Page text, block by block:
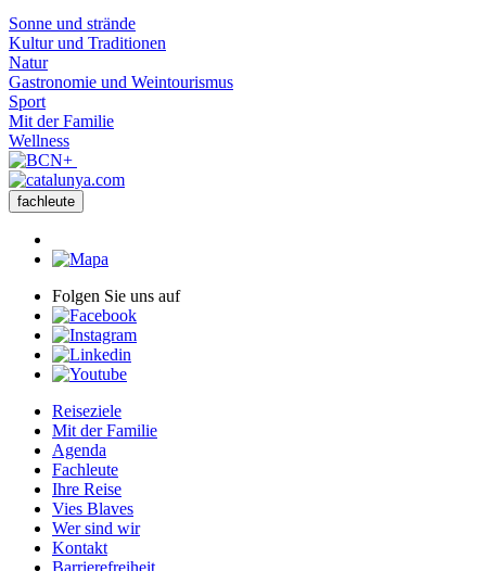
Sonne und strände
Kultur und Traditionen
Natur
Gastronomie und Weintourismus
Sport
Mit der Familie
Wellness
fachleute
Folgen Sie uns auf
Reiseziele
Mit der Familie
Agenda
Fachleute
Ihre Reise
Vies Blaves
Wer sind wir
Kontakt
Barrierefreiheit